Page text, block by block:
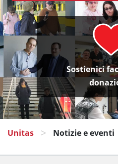
Sostienici
Unitas > Notizie e eventi